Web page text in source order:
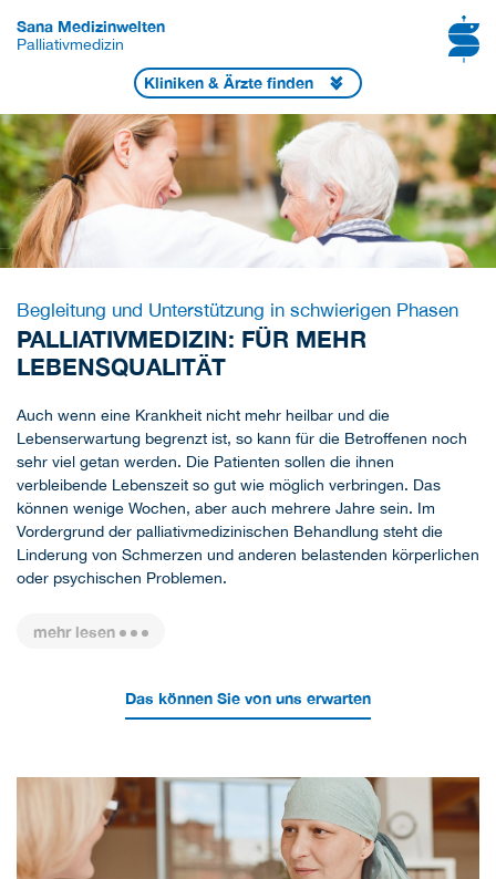
Sana Medizinwelten
Palliativmedizin
Kliniken & Ärzte finden
Begleitung und Unterstützung in schwierigen Phasen
PALLIATIVMEDIZIN: FÜR MEHR
LEBENSQUALITÄT
Auch wenn eine Krankheit nicht mehr heilbar und die
Lebenserwartung begrenzt ist, so kann für die Betroffenen noch
sehr viel getan werden. Die Patienten sollen die ihnen
verbleibende Lebenszeit so gut wie möglich verbringen. Das
können wenige Wochen, aber auch mehrere Jahre sein. Im
Vordergrund der palliativmedizinischen Behandlung steht die
Linderung von Schmerzen und anderen belastenden körperlichen
oder psychischen Problemen.
mehr lesen
Das können Sie von uns erwarten